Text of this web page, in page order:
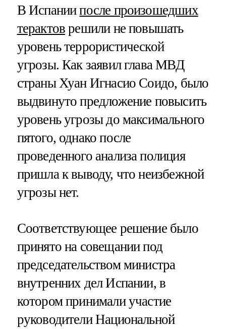
В Испаниипосле произошедших
терактов решили не повышать
уровень террористической
угрозы. Как заявил глава МВД
страны Хуан Игнасио Соидо, было
выдвинуто предложение повысить
уровень угрозы до максимального
пятого, однако после
проведенного анализа полиция
пришла к выводу, что неизбежной
угрозы нет.
Соответствующее решение было
принято на совещании под
председательством министра
внутренних дел Испании, в
котором принимали участие
руководители Национальной